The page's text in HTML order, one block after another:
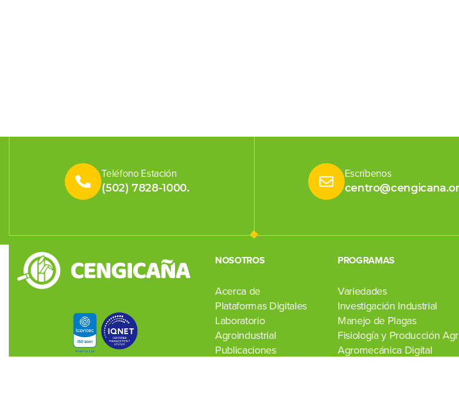
Teléfono Estación
(502) 7828-1000.
Escríbenos
NOSOTROS
Acerca de
Plataformas Digitales
Laboratorio
Agroindustrial
Publicaciones
PROGRAMAS
Variedades
Investigación Industrial
Manejo de Plagas
Fisiología y Producción
Agromecánica Digital